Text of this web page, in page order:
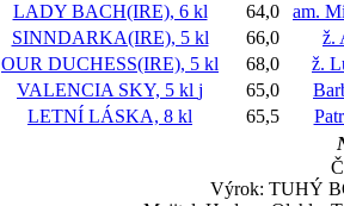
LADY BACH(IRE), 6 kl 64,0
am.
SINNDARKA(IRE), 5 kl 66,0
ž.
OUR DUCHESS(IRE), 5 kl 68,0
ž.
VALENCIA SKY, 5 kl j 65,0
LETNÍ LÁSKA, 8 kl 65,5
Výrok: TUHÝ